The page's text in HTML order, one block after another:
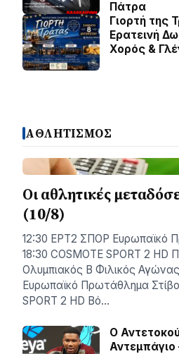
Πάτρα
Γιορτή της
Ερατεινή
Χορός &
ΑΘΛΗΤΙΣΜΟΣ
Οι αθλητικές
(10/8)
12:30 ΕΡΤ2 ΣΠΟΡ Ευρωπαϊκό
18:30 COSMOTE SPORT 2 HD
Ολυμπιακός Β Φιλικός
Ευρωπαϊκό Πρωτάθλημα
SPORT 2 HD Βό…
Ο
Αντεμπάγιο